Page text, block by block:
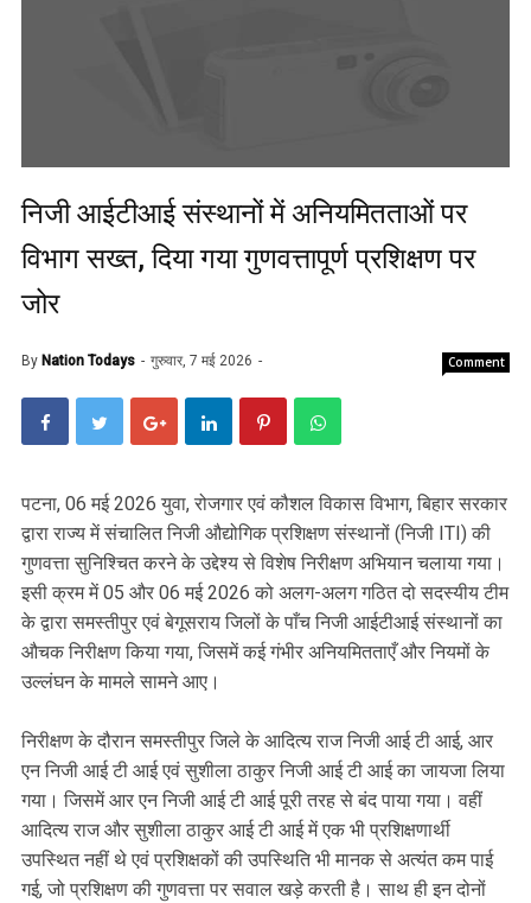
निजी आईटीआई संस्थानों में अनियमितताओं पर
विभाग सख्त, दिया गया गुणवत्तापूर्ण प्रशिक्षण पर
जोर
By Nation Todays गुरुवार, 7 मई 2026 Comment
पटना, 06 मई 2026 युवा, रोजगार एवं कौशल विकास विभाग, बिहार सरकार
द्वारा राज्य में संचालित निजी औद्योगिक प्रशिक्षण संस्थानों (निजी ITI) की
गुणवत्ता सुनिश्चित करने के उद्देश्य से विशेष निरीक्षण अभियान चलाया गया।
इसी क्रम में 05 और 06 मई 2026 को अलग-अलग गठित दो सदस्यीय टीम
के द्वारा समस्तीपुर एवं बेगूसराय जिलों के पाँच निजी आईटीआई संस्थानों का
औचक निरीक्षण किया गया, जिसमें कई गंभीर अनियमितताएँ और नियमों के
उल्लंघन के मामले सामने आए।
निरीक्षण के दौरान समस्तीपुर जिले के आदित्य राज निजी आई टी आई, आर
एन निजी आई टी आई एवं सुशीला ठाकुर निजी आई टी आई का जायजा लिया
गया। जिसमें आर एन निजी आई टी आई पूरी तरह से बंद पाया गया। वहीं
आदित्य राज और सुशीला ठाकुर आई टी आई में एक भी प्रशिक्षणार्थी
उपस्थित नहीं थे एवं प्रशिक्षकों की उपस्थिति भी मानक से अत्यंत कम पाई
गई, जो प्रशिक्षण की गुणवत्ता पर सवाल खड़े करती है। साथ ही इन दोनों